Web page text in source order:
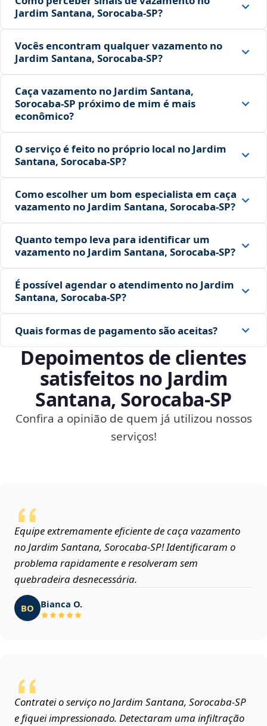
Jardim Santana, Sorocaba‑SP?
Vocês encontram qualquer vazamento no
Jardim Santana, Sorocaba‑SP?
Caça vazamento no Jardim Santana,
Sorocaba‑SP próximo de mim é mais
econômico?
O serviço é feito no próprio local no Jardim
Santana, Sorocaba‑SP?
Como escolher um bom especialista em caça
vazamento no Jardim Santana, Sorocaba‑SP?
Quanto tempo leva para identificar um
vazamento no Jardim Santana, Sorocaba‑SP?
É possível agendar o atendimento no Jardim
Santana, Sorocaba‑SP?
Quais formas de pagamento são aceitas?
Depoimentos de clientes
satisfeitos no Jardim
Santana, Sorocaba‑SP
Confira a opinião de quem já utilizou nossos
serviços!
Equipe extremamente eficiente de caça vazamento
no Jardim Santana, Sorocaba‑SP! Identificaram o
problema rapidamente e resolveram sem
quebradeira desnecessária.
BO Bianca O.
Contratei o serviço no Jardim Santana, Sorocaba‑SP
e fiquei impressionado. Detectaram uma infiltração